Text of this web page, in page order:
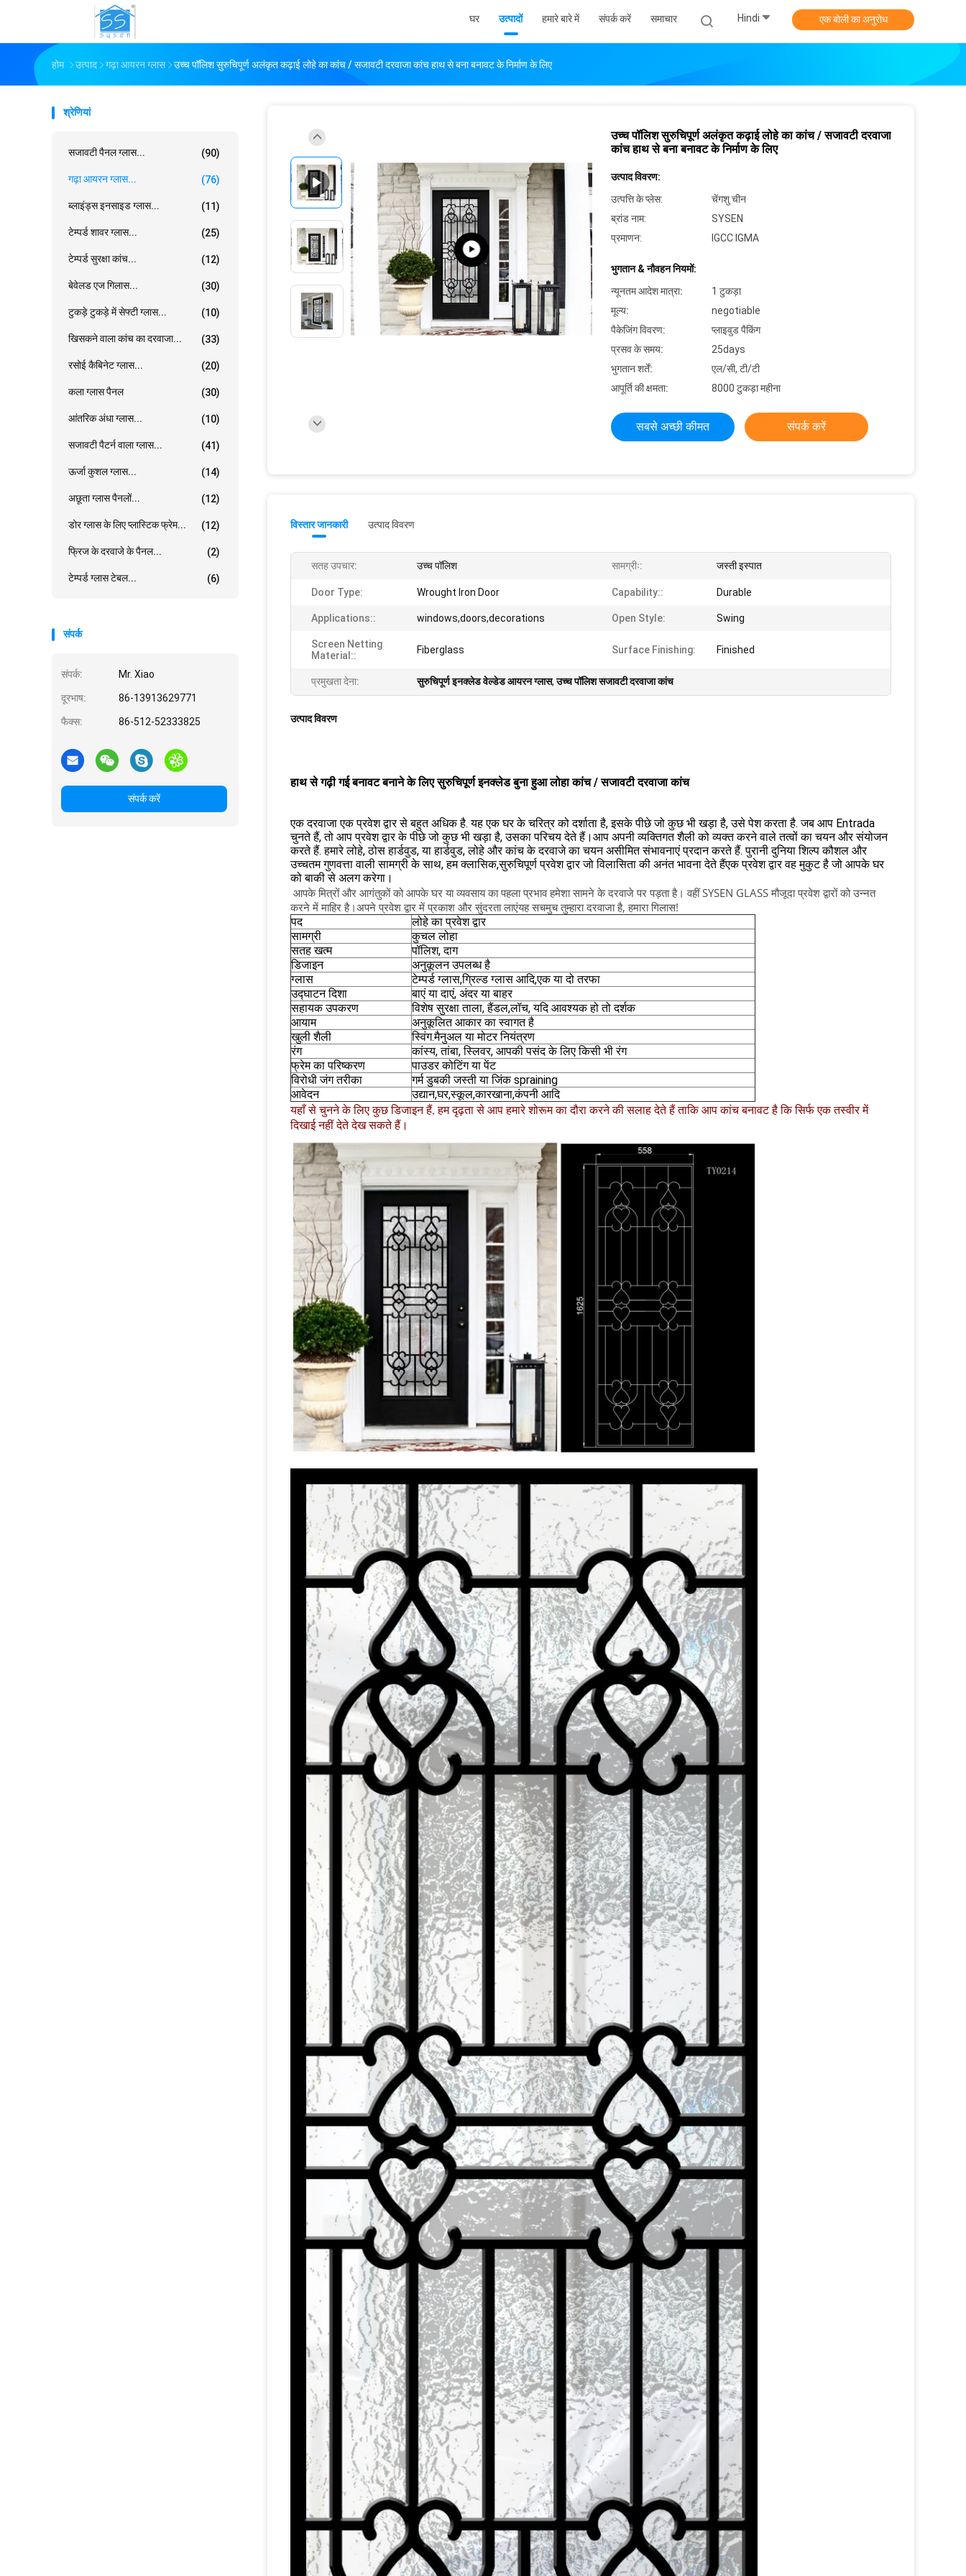
घर उत्पादों हमारे बारे में संपर्क करें समाचार Hindi एक बोली का अनुरोध
होम उत्पाद गढ़ा आयरन ग्लास उच्च पॉलिश सुरुचिपूर्ण अलंकृत कढ़ाई लोहे का कांच / सजावटी दरवाजा कांच हाथ से बना बनावट के निर्माण के लिए
श्रेणियां
सजावटी पैनल ग्लास... (90)
गढ़ा आयरन ग्लास... (76)
ब्लाइंड्स इनसाइड ग्लास... (11)
टेम्पर्ड शावर ग्लास... (25)
टेम्पर्ड सुरक्षा कांच... (12)
बेवेलड एज गिलास... (30)
टुकड़े टुकड़े में सेफ्टी ग्लास... (10)
खिसकने वाला कांच का दरवाजा... (33)
रसोई कैबिनेट ग्लास... (20)
कला ग्लास पैनल (30)
आंतरिक अंधा ग्लास... (10)
सजावटी पैटर्न वाला ग्लास... (41)
ऊर्जा कुशल ग्लास... (14)
अछूता ग्लास पैनलों... (12)
डोर ग्लास के लिए प्लास्टिक फ्रेम... (12)
फ्रिज के दरवाजे के पैनल... (2)
टेम्पर्ड ग्लास टेबल... (6)
संपर्क
संपर्क: Mr. Xiao
दूरभाष: 86-13913629771
फैक्स: 86-512-52333825
संपर्क करें
उच्च पॉलिश सुरुचिपूर्ण अलंकृत कढ़ाई लोहे का कांच / सजावटी दरवाजा
कांच हाथ से बना बनावट के निर्माण के लिए
उत्पाद विवरण:
उत्पत्ति के प्लेस:
चेंगशु चीन
ब्रांड नाम:
SYSEN
प्रमाणन:
IGCC IGMA
भुगतान & नौवहन नियमों:
न्यूनतम आदेश मात्रा:
1 टुकड़ा
मूल्य:
negotiable
पैकेजिंग विवरण:
प्लाइवुड पैकिंग
प्रसव के समय:
25days
भुगतान शर्तें:
एल/सी, टी/टी
आपूर्ति की क्षमता:
8000 टुकड़ा महीना
सबसे अच्छी कीमत संपर्क करें
विस्तार जानकारी उत्पाद विवरण
सतह उपचार: उच्च पॉलिश सामग्रीः: जस्ती इस्पात
Door Type: Wrought Iron Door Capability:: Durable
Applications:: windows,doors,decorations Open Style: Swing
Screen Netting
Material::
Fiberglass Surface Finishing: Finished
प्रमुखता देना: सुरुचिपूर्ण इनक्लेड वेल्डेड आयरन ग्लास,उच्च पॉलिश सजावटी दरवाजा कांच
उत्पाद विवरण
हाथ से गढ़ी गई बनावट बनाने के लिए सुरुचिपूर्ण इनक्लेड बुना हुआ लोहा कांच / सजावटी दरवाजा कांच
एक दरवाजा एक प्रवेश द्वार से बहुत अधिक है. यह एक घर के चरित्र को दर्शाता है, इसके पीछे जो कुछ भी खड़ा है, उसे पेश करता है. जब आप Entrada
चुनते हैं, तो आप प्रवेश द्वार के पीछे जो कुछ भी खड़ा है, उसका परिचय देते हैं।आप अपनी व्यक्तिगत शैली को व्यक्त करने वाले तत्वों का चयन और संयोजन
करते हैं. हमारे लोहे, ठोस हार्डवुड, या हार्डवुड, लोहे और कांच के दरवाजे का चयन असीमित संभावनाएं प्रदान करते हैं. पुरानी दुनिया शिल्प कौशल और
उच्चतम गुणवत्ता वाली सामग्री के साथ, हम क्लासिक,सुरुचिपूर्ण प्रवेश द्वार जो विलासिता की अनंत भावना देते हैंएक प्रवेश द्वार वह मुकुट है जो आपके घर
को बाकी से अलग करेगा।
आपके मित्रों और आगंतुकों को आपके घर या व्यवसाय का पहला प्रभाव हमेशा सामने के दरवाजे पर पड़ता है। वहीं SYSEN GLASS मौजूदा प्रवेश द्वारों को उन्नत
करने में माहिर है।अपने प्रवेश द्वार में प्रकाश और सुंदरता लाएंयह सचमुच तुम्हारा दरवाजा है, हमारा गिलास!
पद
लोहे का प्रवेश द्वार
सामग्री
कुचल लोहा
सतह खत्म
पॉलिश, दाग
डिजाइन
अनुकूलन उपलब्ध है
ग्लास
टेम्पर्ड ग्लास,ग्रिल्ड ग्लास आदि,एक या दो तरफा
उद्घाटन दिशा
बाएं या दाएं, अंदर या बाहर
सहायक उपकरण
विशेष सुरक्षा ताला, हैंडल,लॉच, यदि आवश्यक हो तो दर्शक
आयाम
अनुकूलित आकार का स्वागत है
खुली शैली
स्विंग.मैनुअल या मोटर नियंत्रण
रंग
कांस्य, तांबा, स्लिवर, आपकी पसंद के लिए किसी भी रंग
फ्रेम का परिष्करण
पाउडर कोटिंग या पेंट
विरोधी जंग तरीका
गर्म डुबकी जस्ती या जिंक spraining
आवेदन
उद्यान,घर,स्कूल,कारखाना,कंपनी आदि
यहाँ से चुनने के लिए कुछ डिजाइन हैं, हम दृढ़ता से आप हमारे शोरूम का दौरा करने की सलाह देते हैं ताकि आप कांच बनावट है कि सिर्फ एक तस्वीर में
दिखाई नहीं देते देख सकते हैं।